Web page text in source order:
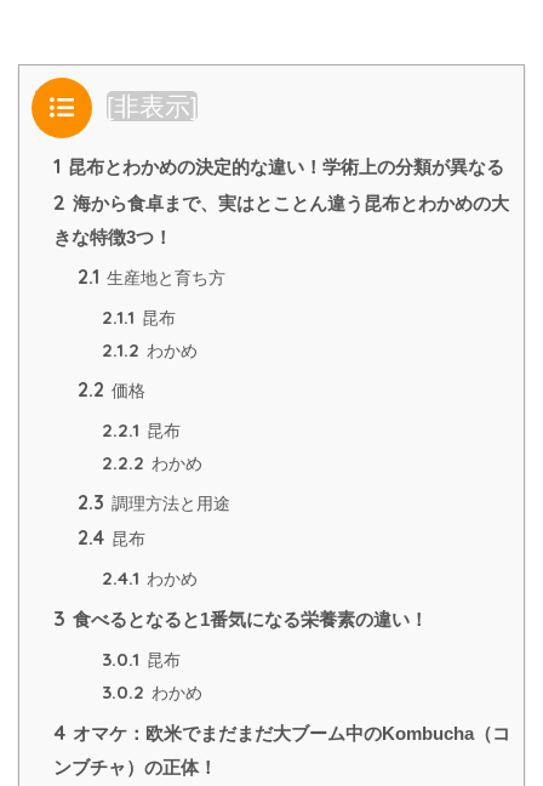
目次 [非表示]
1 昆布とわかめの決定的な違い！学術上の分類が異なる
2 海から食卓まで、実はとことん違う昆布とわかめの大
きな特徴3つ！
2.1 生産地と育ち方
2.1.1 昆布
2.1.2 わかめ
2.2 価格
2.2.1 昆布
2.2.2 わかめ
2.3 調理方法と用途
2.4 昆布
2.4.1 わかめ
3 食べるとなると1番気になる栄養素の違い！
3.0.1 昆布
3.0.2 わかめ
4 オマケ：欧米でまだまだ大ブーム中のKombucha（コ
ンブチャ）の正体！